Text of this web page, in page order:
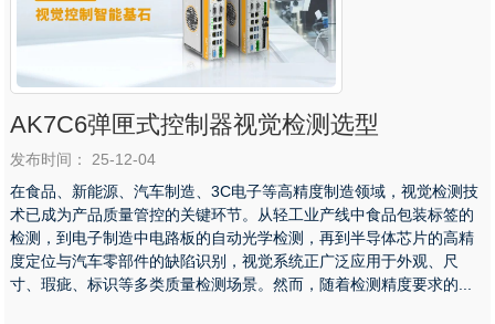
AK7C6弹匣式控制器视觉检测选型
发布时间： 25-12-04
在食品、新能源、汽车制造、3C电子等高精度制造领域，视觉检测技
术已成为产品质量管控的关键环节。从轻工业产线中食品包装标签的
检测，到电子制造中电路板的自动光学检测，再到半导体芯片的高精
度定位与汽车零部件的缺陷识别，视觉系统正广泛应用于外观、尺
寸、瑕疵、标识等多类质量检测场景。然而，随着检测精度要求的...